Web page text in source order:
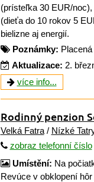
(prísteľka 30 EUR/
(dieťa do 10 rokov 5
bielizne aj energií.
Poznámky:
Aktualizace: 2.
více info...
Rodinný penzion
Velká Fatra/ Nízké
zobraz telefonní číslo
Umístění: Na
Revúce v obklopení